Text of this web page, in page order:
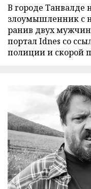
В городе Танвалде
злоумышленник с
ранив двух
портал Idnes со
полиции и скорой